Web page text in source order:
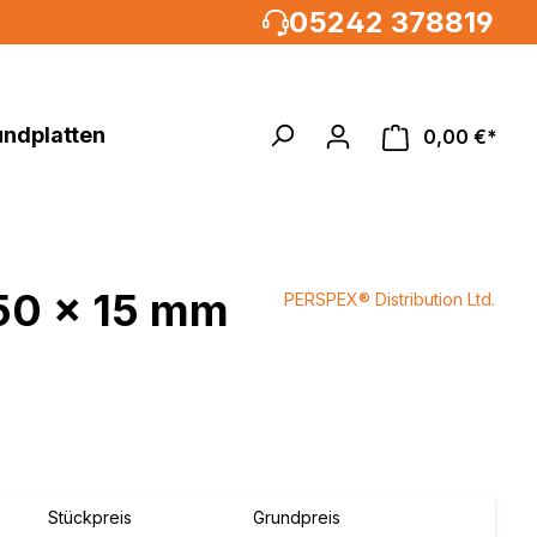
05242 378819
0,00 €*
x 15 mm PERSPEX® Distribution Ltd.
Stückpreis Grundpreis